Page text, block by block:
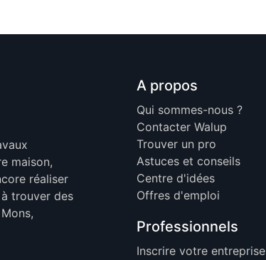
maison,
réaliser
trouver des
A propos
Qui sommes-nous ?
Contacter Walup
Trouver un pro
Astuces et conseils
Centre d'idées
Offres d'emploi
Professionnels
Inscrire votre entreprise